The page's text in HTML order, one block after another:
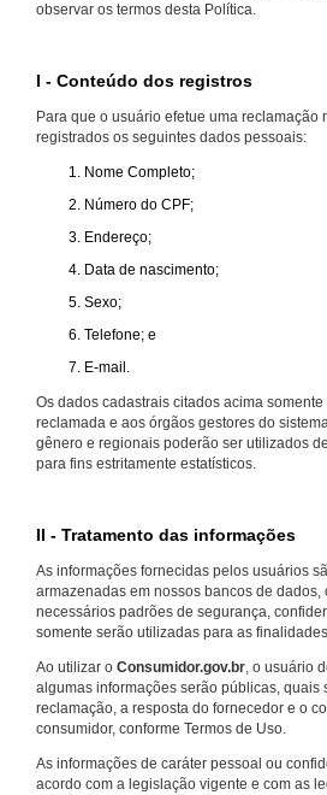
observar os termos desta Política.
I - Conteúdo dos registros
Para que o usuário efetue uma reclamação
registrados os seguintes dados pessoais:
Nome Completo;
Número do CPF;
Endereço;
Data de nascimento;
Sexo;
Telefone; e
E-mail.
Os dados cadastrais citados acima
reclamada e aos órgãos gestores do
gênero e regionais poderão ser utilizados
para fins estritamente estatísticos.
II - Tratamento das informações
As informações fornecidas pelos usuários
armazenadas em nossos bancos de dados,
necessários padrões de segurança,
somente serão utilizadas para as
Ao utilizar o Consumidor.gov.br, o usuário
algumas informações serão públicas, quais
reclamação, a resposta do fornecedor e o
consumidor, conforme Termos de Uso.
As informações de caráter pessoal ou
acordo com a legislação vigente e com as